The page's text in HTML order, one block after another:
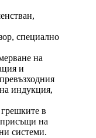
специално
на
и
индукция,
в
присъщи на
системи.